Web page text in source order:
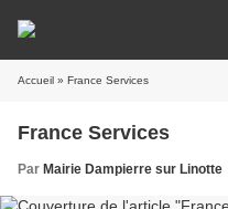
Accueil » France Services
France Services
Par Mairie Dampierre sur Linotte